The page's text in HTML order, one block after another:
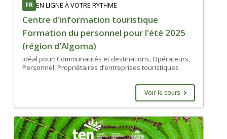
FR EN LIGNE À VOTRE RYTHME
Centre d'information touristique
Formation du personnel pour l'été 2025
(région d'Algoma)
Idéal pour: Communautés et destinations, Opérateurs,
Personnel, Propriétaires d’entreprises touristiques
Voir le cours